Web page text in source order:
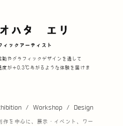
ハタ エリ
ィックアーティスト
動やグラフィックデザインを通して
度が＋0.3℃あがるような体験を届けま
/ Workshop / Design
作を中心に、展示・イベント、ワー